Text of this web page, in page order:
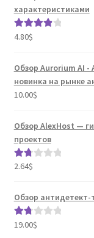
характеристиками
Оценка
4.80$
Обзор Aurorium AI -
новинка на рынке
10.00$
Обзор AlexHost —
проектов
Оце
1.80
из 5
2.64$
Обзор антидетект-
Оце
19.00$